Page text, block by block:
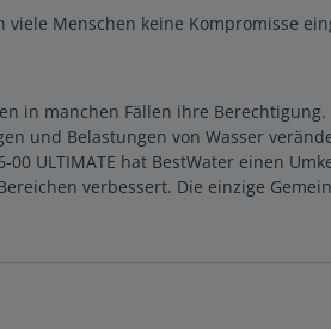
Menschen keine Kompromisse
in manchen Fällen ihre
und Belastungen von Wasser
ULTIMATE hat BestWater einen
verbessert. Die einzige